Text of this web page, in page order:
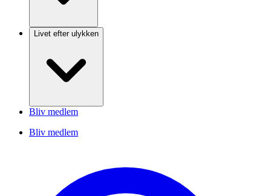
Livet efter ulykken
Bliv medlem
Bliv medlem